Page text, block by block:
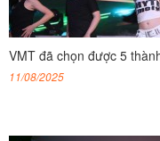
VMT đã chọn được 5
11/08/2025